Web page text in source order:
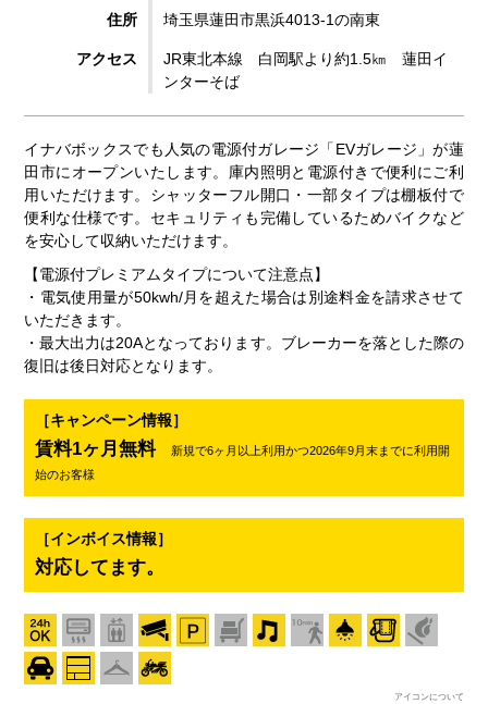
住所 埼玉県蓮田市黒浜4013-1の南東
アクセス
JR東北本線 白岡駅より約1.5㎞ 蓮田イ
ンターそば
イナバボックスでも人気の電源付ガレージ「EVガレージ」が蓮
田市にオープンいたします。庫内照明と電源付きで便利にご利
用いただけます。シャッターフル開口・一部タイプは棚板付で
便利な仕様です。セキュリティも完備しているためバイクなど
を安心して収納いただけます。
【電源付プレミアムタイプについて注意点】
・電気使用量が50kwh/月を超えた場合は別途料金を請求させて
いただきます。
・最大出力は20Aとなっております。ブレーカーを落とした際の
復旧は後日対応となります。
［キャンペーン情報］
賃料1ヶ月無料
新規で6ヶ月以上利用かつ2026年9月末までに利用開
始のお客様
［インボイス情報］
対応してます。
アイコンについて